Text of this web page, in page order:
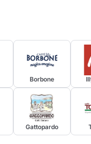
Bialetti
Lollo Caffè
Nescafè Dolce Gusto
Zubehör und Tassen
Borbone
Gattopardo